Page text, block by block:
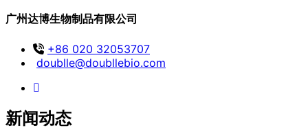
广州达博生物制品有限公司
+86 020 32053707
doublle@doubllebio.com
新闻动态